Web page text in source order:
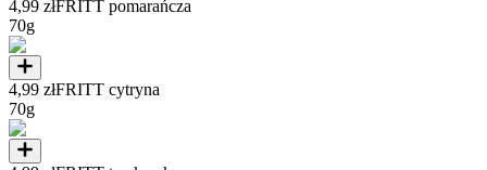
4,99 złFRITT pomarańcza
70g
4,99 złFRITT cytryna
70g